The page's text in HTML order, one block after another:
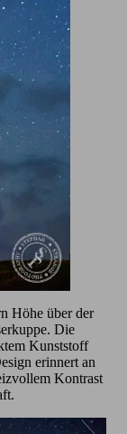
Höhe über der
Die
Kunststoff
erinnert an
Kontrast